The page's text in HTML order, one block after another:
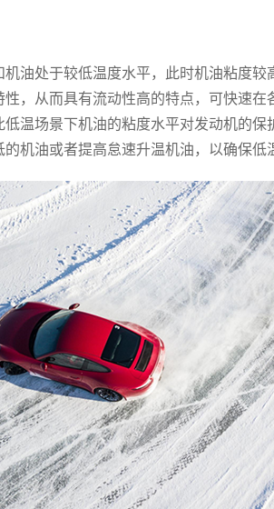
处于较低温度水平，此时机油粘度较
，从而具有流动性高的特点，可快速
温场景下机油的粘度水平对发动机的
机油或者提高怠速升温机油，以确保低